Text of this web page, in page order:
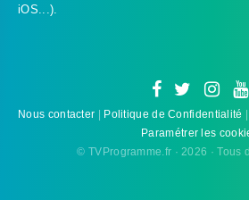
iOS...).
Nous contacter Politique de Confidentialité
Paramétrer les
© TVProgramme.fr · 2026 · Tous
TVProgramme utilise des Cookies
Accepter
Refuser